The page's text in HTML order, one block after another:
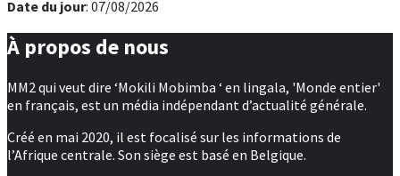
Date du jour: 07/08/2026
À propos de nous
MM2 qui veut dire ‘Mokili Mobimba ‘ en lingala, 'Monde entier'
en français, est un média indépendant d’actualité générale.
Créé en mai 2020, il est focalisé sur les informations de
l’Afrique centrale. Son siège est basé en Belgique.